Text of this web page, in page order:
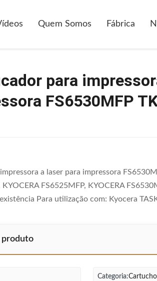
Quem Somos Fábrica
para
FS6530MFP
a laser para impressora
FS6525MFP, KYOCERA
Para utilização com: Kyocera
produto
Categoria: